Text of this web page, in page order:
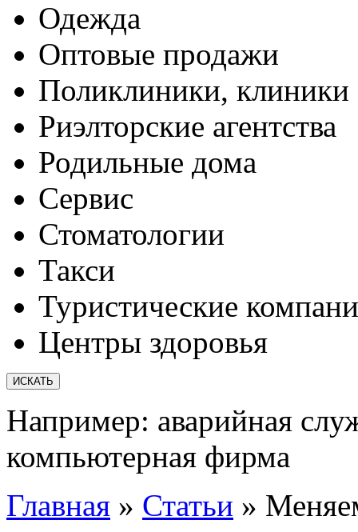
Одежда
Оптовые продажи
Поликлиники, клиники
Риэлторские агентства
Родильные дома
Сервис
Стоматологии
Такси
Туристические
Центры здоровья
Например: аварийная
компьютерная фирма
Главная » Статьи »